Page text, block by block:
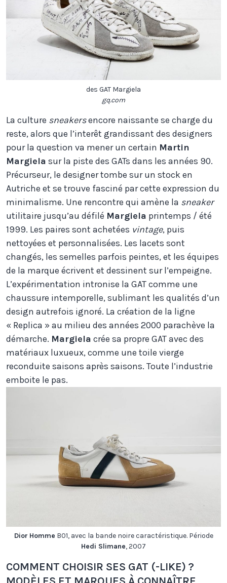
des GAT Margiela
gq.com
La culture sneakersencore naissante se charge du
reste, alors que l’interêt grandissant des designers
pour la question va mener un certain Martin
Margiela sur la piste des GATs dans les années 90.
Précurseur, le designer tombe sur un stock en
Autriche et se trouve fasciné par cette expression du
minimalisme. Une rencontre qui amène la sneaker
utilitaire jusqu’au défilé Margiela printemps / été
1999. Les paires sont achetées vintage, puis
nettoyées et personnalisées. Les lacets sont
changés, les semelles parfois peintes, et les équipes
de la marque écrivent et dessinent sur l’empeigne.
L’expérimentation intronise la GAT comme une
chaussure intemporelle, sublimant les qualités d’un
design autrefois ignoré. La création de la ligne
« Replica » au milieu des années 2000 parachève la
démarche. Margiela crée sa propre GAT avec des
matériaux luxueux, comme une toile vierge
reconduite saisons après saisons. Toute l’industrie
emboite le pas.
Dior Homme B01, avec la bande noire caractéristique. Période
Hedi Slimane, 2007
COMMENT CHOISIR SES GAT (-LIKE) ?